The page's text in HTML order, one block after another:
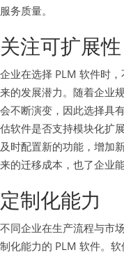
服务质量。
关注可扩展性
企业在选择 PLM 软件时
来的发展潜力。随着企业
会不断演变，因此选择具
估软件是否支持模块化扩
及时配置新的功能，增加
来的迁移成本，也了企业
定制化能力
不同企业在生产流程与市
制化能力的 PLM 软件。